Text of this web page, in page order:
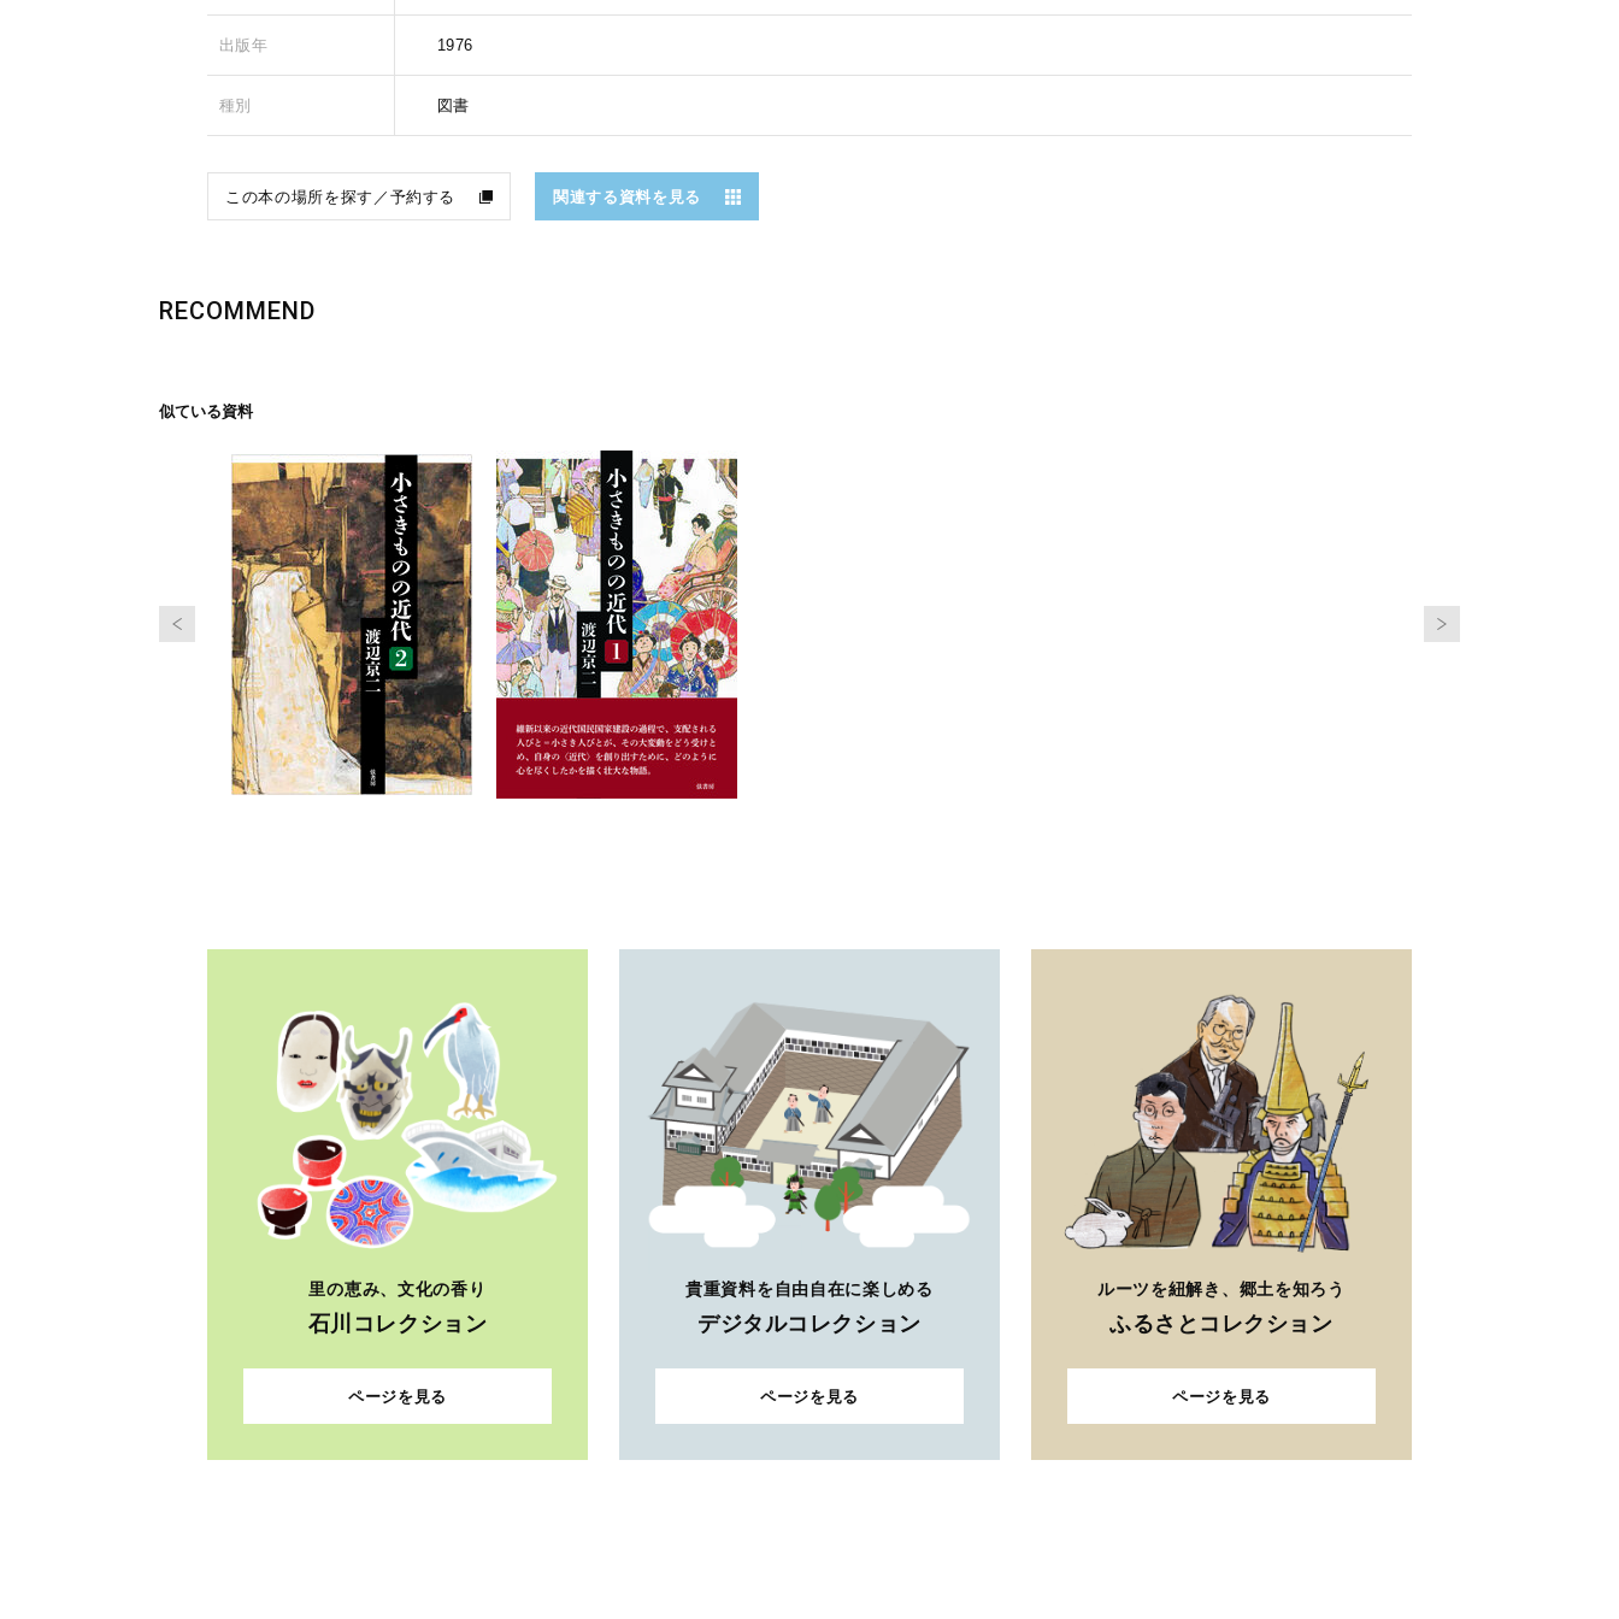
出版年 1976
種別 図書
この本の場所を探す／予約する 関連する資料を見る
RECOMMEND
似ている資料
里の恵み、文化の香り
石川コレクション
ページを見る
貴重資料を自由自在に楽しめる
デジタルコレクション
ページを見る
ルーツを紐解き、郷土を知ろう
ふるさとコレクション
ページを見る